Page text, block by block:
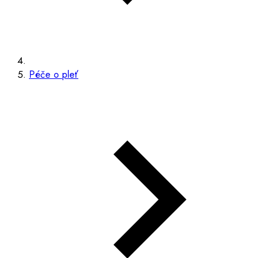
Péče o pleť